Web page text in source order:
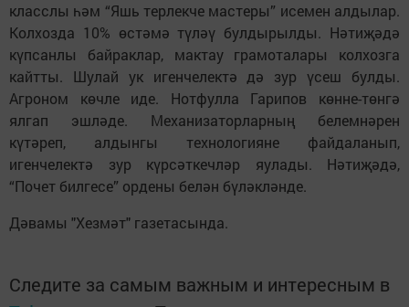
класслы һәм “Яшь терлекче мастеры” исемен алдылар.
Колхозда 10% өстәмә түләү булдырылды. Нәтиҗәдә
күпсанлы байраклар, мактау грамоталары колхозга
кайтты. Шулай ук игенчелектә дә зур үсеш булды.
Агроном көчле иде. Нотфулла Гарипов көнне-төнгә
ялгап эшләде. Механизаторларның белемнәрен
күтәреп, алдынгы технологияне файдаланып,
игенчелектә зур күрсәткечләр яулады. Нәтиҗәдә,
“Почет билгесе” ордены белән бүләкләнде.
Дәвамы "Хезмәт" газетасында.
Следите за самым важным и интересным в